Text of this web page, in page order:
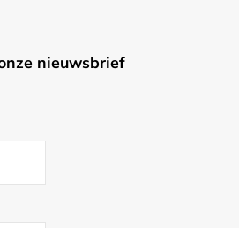
nieuwsbrief